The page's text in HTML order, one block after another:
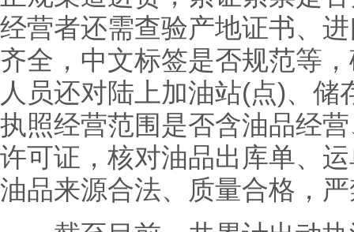
经营者还需查验产地证书、
齐全，中文标签是否规范等
人员还对陆上加油站(点)、
执照经营范围是否含油品经
许可证，核对油品出库单、
油品来源合法、质量合格，